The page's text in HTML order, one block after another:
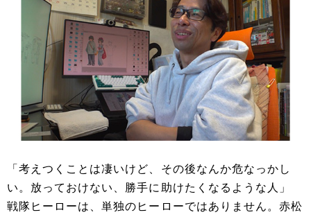
「考えつくことは凄いけど、その後なんか危なっかし
い。放っておけない、勝手に助けたくなるような人」
戦隊ヒーローは、単独のヒーローではありません。赤松